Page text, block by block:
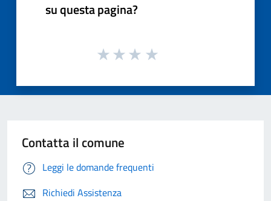
su questa pagina?
Contatta il comune
Leggi le domande frequenti
Richiedi Assistenza